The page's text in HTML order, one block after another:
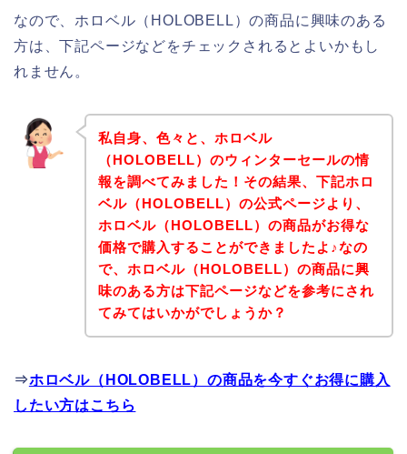
なので、ホロベル（HOLOBELL）の商品に興味のある
方は、下記ページなどをチェックされるとよいかもし
れません。
私自身、色々と、ホロベル
（HOLOBELL）のウィンターセールの情
報を調べてみました！その結果、下記ホロ
ベル（HOLOBELL）の公式ページより、
ホロベル（HOLOBELL）の商品がお得な
価格で購入することができましたよ♪なの
で、ホロベル（HOLOBELL）の商品に興
味のある方は下記ページなどを参考にされ
てみてはいかがでしょうか？
⇒ホロベル（HOLOBELL）の商品を今すぐお得に購入
したい方はこちら